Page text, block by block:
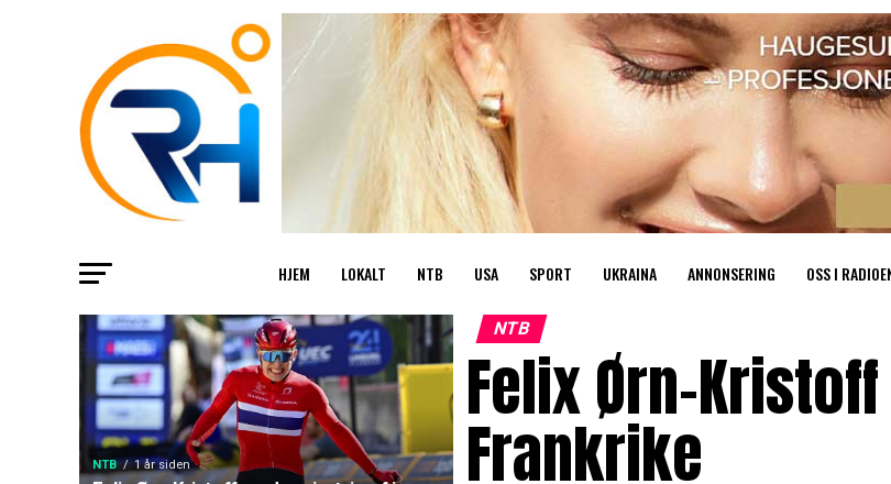
HJEM LOKALT NTB USA SPORT UKRAINA ANNONSERING OSS I
NTB 1 år siden
NTB
Felix Ørn-
Frankrike